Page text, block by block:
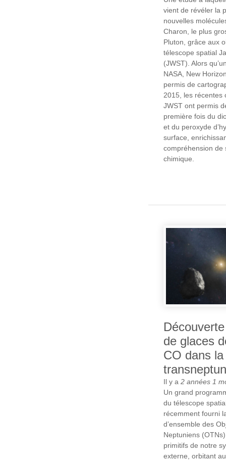
vient de révéler la
nouvelles
Charon, le plus
Pluton, grâce aux
télescope spatial
(JWST). Alors
NASA, New
permis de
2015, les récentes
JWST ont permis
première fois du
et du peroxyde
surface,
compréhension de
chimique.
de glaces
CO dans
Il y a 2 années 1
Un grand
du télescope
récemment fourni
d’ensemble des
Neptuniens
primitifs de notre
externe, orbitant